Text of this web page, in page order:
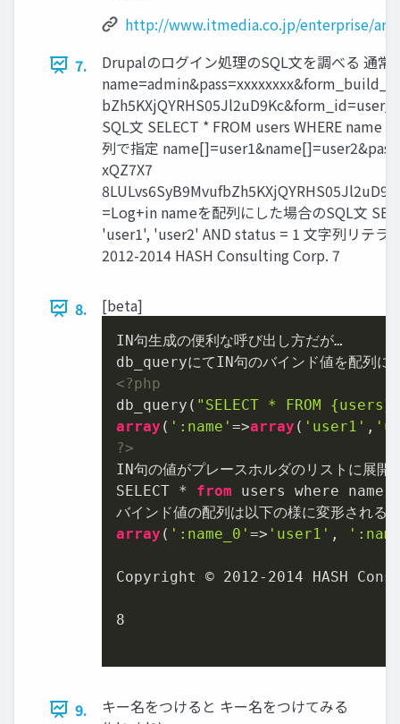
http://www.itmedia.co.jp/enterprise/
7.
Drupalのログイン処理のSQL文を調べる 通常
SQL文 SELECT * FROM users WHERE
列で指定
xQZ7X7
=Log+in nameを配列にした場合のSQL文
'user1', 'user2' AND status = 1 文字列リテラ
2012-2014 HASH Consulting Corp. 7
8. [beta]
IN句生成の便利な呼び出し方だが…
<?php
db_query( "SELECT * FROM
array ( ':name' =>array ( 'user1' ,
?>
IN句の値がプレースホルダのリストに展開
SELECT * from users where name
array ( ':name_0' => 'user1' ,
Copyright © 2012- 2014 HASH
8
9.
キー名をつけると キー名をつけてみる